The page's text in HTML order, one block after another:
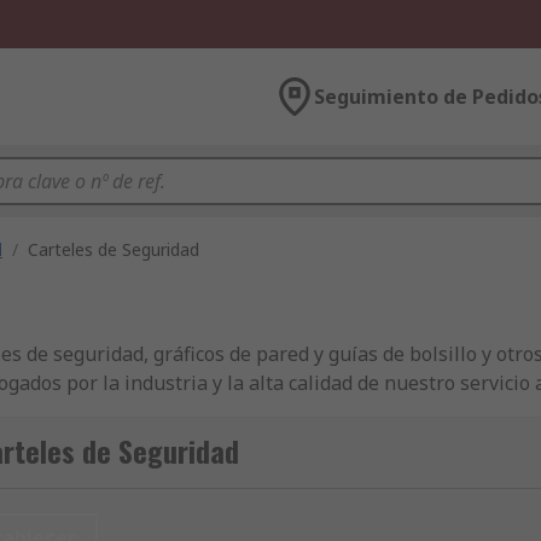
Seguimiento de
/ Carteles de Seguridad
de seguridad, gráficos de pared y guías de bolsillo y
por la industria y la alta calidad de nuestro servicio
táctiles y Señales y etiquetas de vigilancia y seguridad. Ya
en grandes cantidades o individualmente, nuestros
cantidades (pedidos desde 600 €), póngase en
de Seguridad